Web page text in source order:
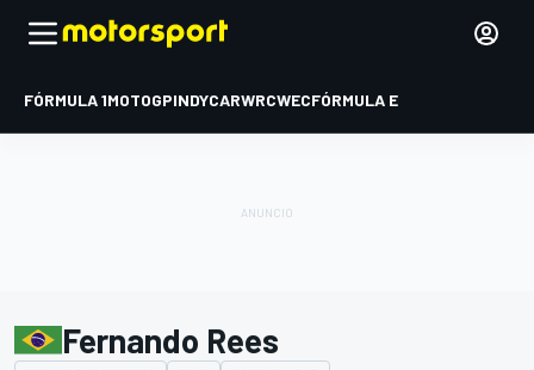
FÓRMULA 1MOTOGPINDYCARWRCWECFÓRMULA E
Fernando Rees